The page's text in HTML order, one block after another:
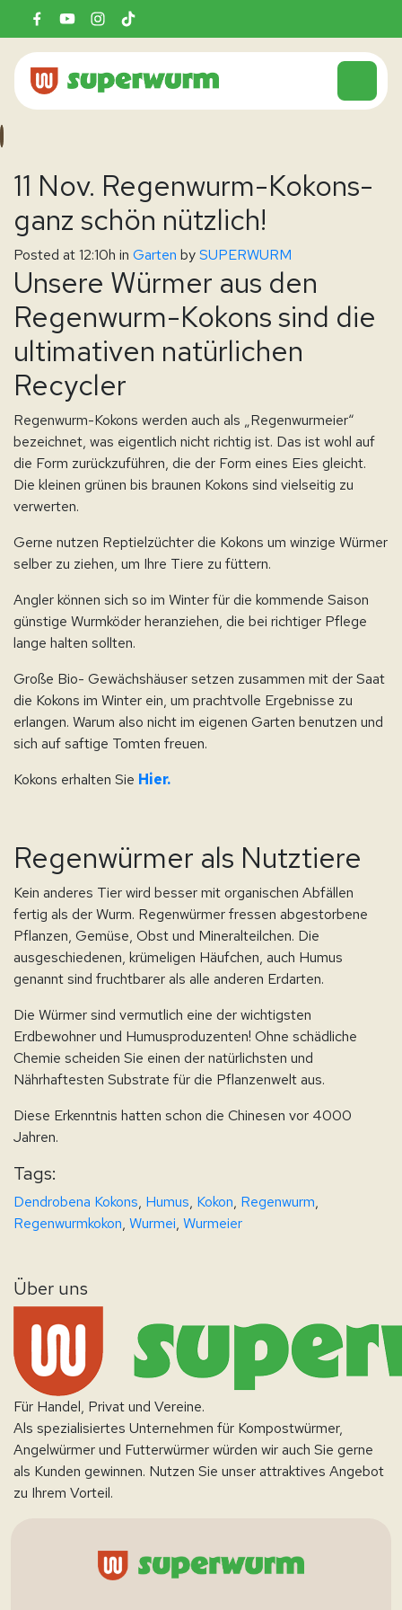
11 Nov. Regenwurm-Kokons-
ganz schön nützlich!
Posted at 12:10h in Garten bySUPERWURM
Unsere Würmer aus den
Regenwurm-Kokons sind die
ultimativen natürlichen
Recycler
Regenwurm-Kokons werden auch als „Regenwurmeier“
bezeichnet, was eigentlich nicht richtig ist. Das ist wohl auf
die Form zurückzuführen, die der Form eines Eies gleicht.
Die kleinen grünen bis braunen Kokons sind vielseitig zu
verwerten.
Gerne nutzen Reptielzüchter die Kokons um winzige Würmer
selber zu ziehen, um Ihre Tiere zu füttern.
Angler können sich so im Winter für die kommende Saison
günstige Wurmköder heranziehen, die bei richtiger Pflege
lange halten sollten.
Große Bio- Gewächshäuser setzen zusammen mit der Saat
die Kokons im Winter ein, um prachtvolle Ergebnisse zu
erlangen. Warum also nicht im eigenen Garten benutzen und
sich auf saftige Tomten freuen.
Kokons erhalten Sie Hier.
Regenwürmer als Nutztiere
Kein anderes Tier wird besser mit organischen Abfällen
fertig als der Wurm. Regenwürmer fressen abgestorbene
Pflanzen, Gemüse, Obst und Mineralteilchen. Die
ausgeschiedenen, krümeligen Häufchen, auch Humus
genannt sind fruchtbarer als alle anderen Erdarten.
Die Würmer sind vermutlich eine der wichtigsten
Erdbewohner und Humusproduzenten! Ohne schädliche
Chemie scheiden Sie einen der natürlichsten und
Nährhaftesten Substrate für die Pflanzenwelt aus.
Diese Erkenntnis hatten schon die Chinesen vor 4000
Jahren.
Tags:
Dendrobena Kokons, Humus, Kokon, Regenwurm,
Regenwurmkokon, Wurmei, Wurmeier
Über uns
Für Handel, Privat und Vereine.
Als spezialisiertes Unternehmen für Kompostwürmer,
Angelwürmer und Futterwürmer würden wir auch Sie gerne
als Kunden gewinnen. Nutzen Sie unser attraktives Angebot
zu Ihrem Vorteil.